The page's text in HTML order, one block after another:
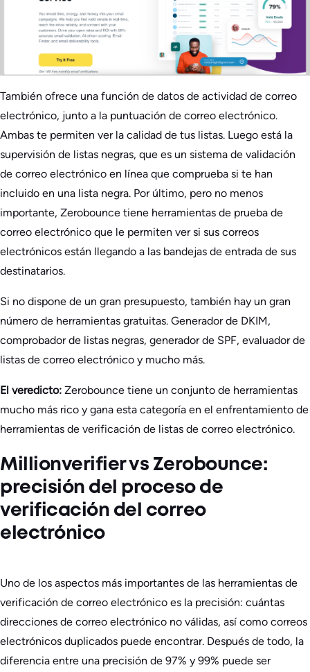
También ofrece una función de datos de actividad de correo
electrónico, junto a la puntuación de correo electrónico.
Ambas te permiten ver la calidad de tus listas. Luego está la
supervisión de listas negras, que es un sistema de validación
de correo electrónico en línea que comprueba si te han
incluido en una lista negra. Por último, pero no menos
importante, Zerobounce tiene herramientas de prueba de
correo electrónico que le permiten ver si sus correos
electrónicos están llegando a las bandejas de entrada de sus
destinatarios.
Si no dispone de un gran presupuesto, también hay un gran
número de herramientas gratuitas. Generador de DKIM,
comprobador de listas negras, generador de SPF, evaluador de
listas de correo electrónico y mucho más.
El veredicto: Zerobounce tiene un conjunto de herramientas
mucho más rico y gana esta categoría en el enfrentamiento de
herramientas de verificación de listas de correo electrónico.
Millionverifier vs Zerobounce:
precisión del proceso de
verificación del correo
electrónico
Uno de los aspectos más importantes de las herramientas de
verificación de correo electrónico es la precisión: cuántas
direcciones de correo electrónico no válidas, así como correos
electrónicos duplicados puede encontrar. Después de todo, la
diferencia entre una precisión de 97% y 99% puede ser